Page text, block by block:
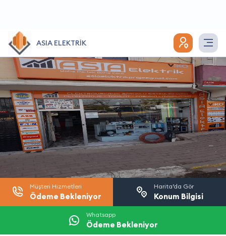
ASIA ELEKTRİK
Müşteri Hizmetleri
Ödeme Bekleniyor
Harita’da Gör
Konum Bilgisi
Whatsapp
Ödeme Bekleniyor